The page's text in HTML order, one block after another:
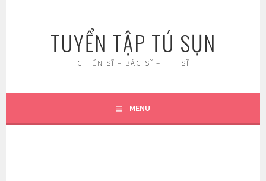
TUYỂN TẬP TÚ SỤN
CHIẾN SĨ – BÁC SĨ – THI SĨ
MENU